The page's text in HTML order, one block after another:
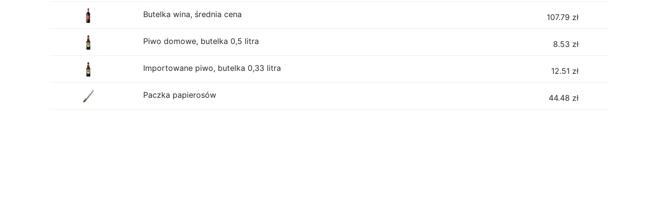
Butelka wina, średnia cena 107.79 zł
Piwo domowe, butelka 0,5 litra 8.53 zł
Importowane piwo, butelka 0,33 litra 12.51 zł
Paczka papierosów 44.48 zł